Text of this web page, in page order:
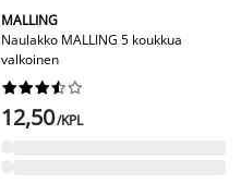
MALLING
Naulakko MALLING 5 koukkua
valkoinen






12,50/KPL